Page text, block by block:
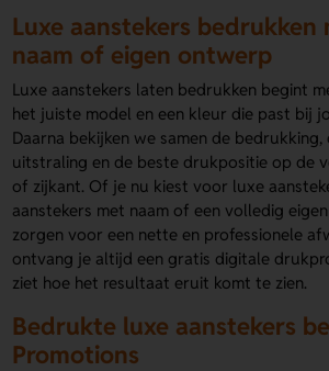
Luxe aanstekers bedrukken
naam of eigen ontwerp
Luxe aanstekers laten bedrukken begint
het juiste model en een kleur die past bij
Daarna bekijken we samen de
uitstraling en de beste drukpositie op de
of zijkant. Of je nu kiest voor luxe
aanstekers met naam of een volledig
zorgen voor een nette en professionele
ontvang je altijd een gratis digitale
ziet hoe het resultaat eruit komt te zien.
Bedrukte luxe aanstekers
Promotions